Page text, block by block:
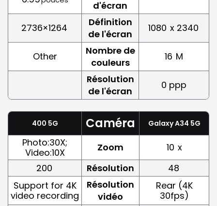
d'écran
2736×1264
Définition
de l'écran
1080 x 2340
Other
Nombre de
couleurs
16 M
Résolution
de l'écran
0 ppp
400 5G Caméra Galaxy A34 5G
Photo:30X;
Video:10X
Zoom 10 x
200
Résolution
48
Support for 4K
video recording
Résolution
vidéo
Rear (4K
30fps)